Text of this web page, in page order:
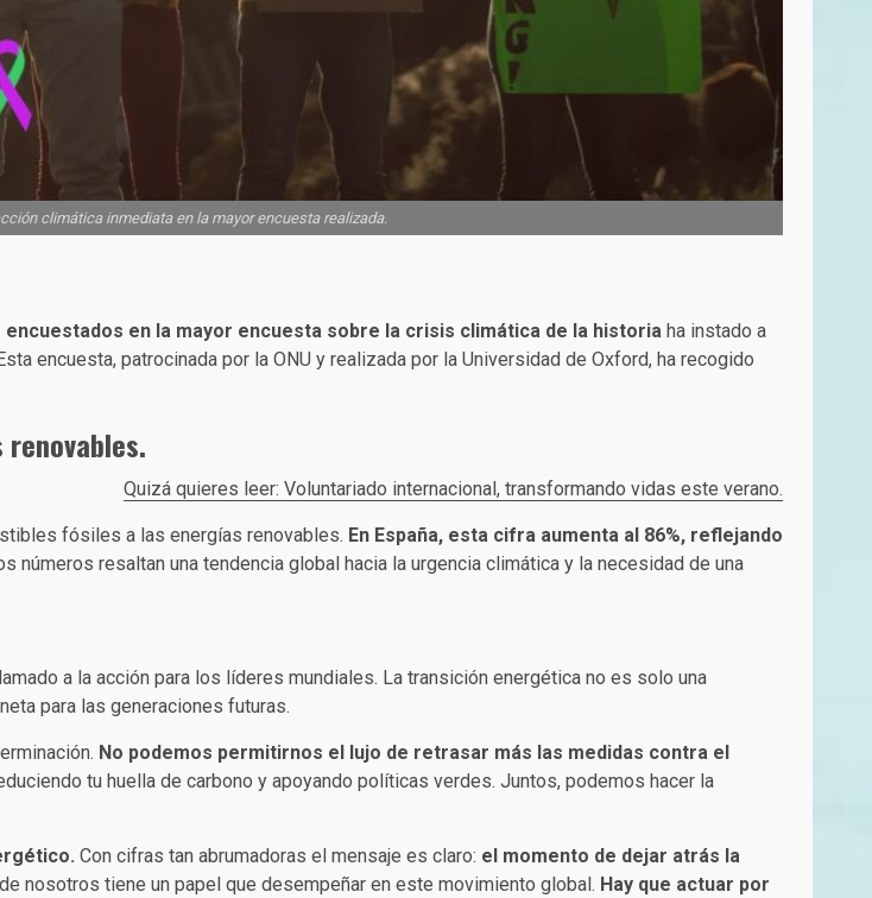
climática inmediata en la mayor encuesta realizada.
encuestados en la mayor encuesta sobre la crisis climática de la historia ha instado a
encuesta, patrocinada por la ONU y realizada por la Universidad de Oxford, ha recogido
Quizá quieres leer: Voluntariado internacional, transformando vidas este verano.
fósiles a las energías renovables. En España, esta cifra aumenta al 86%, reflejando
números resaltan una tendencia global hacia la urgencia climática y la necesidad de una
a la acción para los líderes mundiales. La transición energética no es solo una
para las generaciones futuras.
No podemos permitirnos el lujo de retrasar más las medidas contra el
tu huella de carbono y apoyando políticas verdes. Juntos, podemos hacer la
Con cifras tan abrumadoras el mensaje es claro: el momento de dejar atrás la
nosotros tiene un papel que desempeñar en este movimiento global. Hay que actuar por